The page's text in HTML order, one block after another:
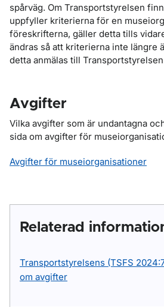
spårväg. Om Transportstyrelsen
uppfyller kriterierna för en
föreskrifterna, gäller detta tills
ändras så att kriterierna inte längre
detta anmälas till
Avgifter
Vilka avgifter som är undantagna
sida om avgifter för
Avgifter för museiorganisationer
Relaterad
Transportstyrelsens (TSFS
om avgifter